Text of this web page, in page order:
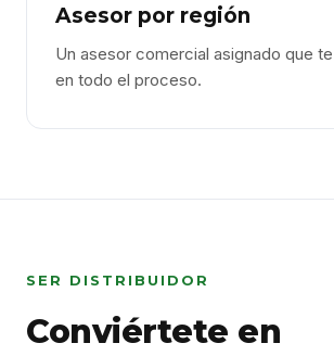
Asesor por región
Un asesor comercial asignado que
en todo el proceso.
SER DISTRIBUIDOR
Conviértete en